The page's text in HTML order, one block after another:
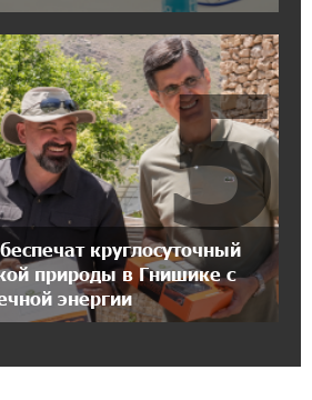
07-2026
французский уголок в Раздане
с Конверс МСБ
07-2026
Пашиняна нужно скинуть с трона.
07-2026
полетел в Россию?․ Аршак
07-2026
круглосуточный
природы в Гнишике с
энергии
5